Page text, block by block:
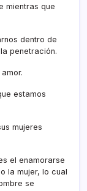
mientras que
dentro de
penetración.
estamos
mujeres
el enamorarse
la mujer, lo cual
se